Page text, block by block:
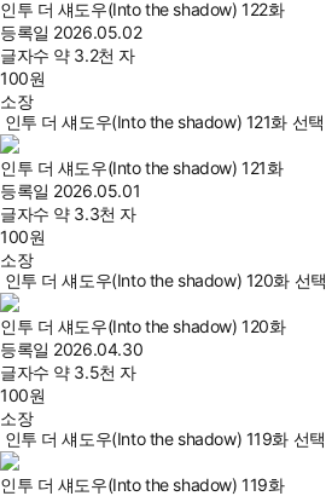
인투 더 섀도우(Into the shadow) 122화
등록일 2026.05.02
글자수 약 3.2천 자
100원
소장
인투 더 섀도우(Into the shadow) 121화 선택
인투 더 섀도우(Into the shadow) 121화
등록일 2026.05.01
글자수 약 3.3천 자
100원
소장
인투 더 섀도우(Into the shadow) 120화 선택
인투 더 섀도우(Into the shadow) 120화
등록일 2026.04.30
글자수 약 3.5천 자
100원
소장
인투 더 섀도우(Into the shadow) 119화 선택
인투 더 섀도우(Into the shadow) 119화